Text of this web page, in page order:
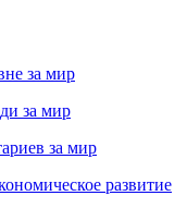
за мир
за мир
за мир
развитие